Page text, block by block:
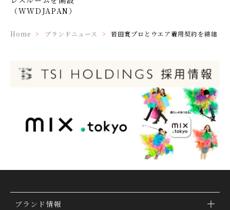
（WWDJAPAN）
Home ブランドニュース 岩田寛プロとウエア着用契約を締結
ブランド情報